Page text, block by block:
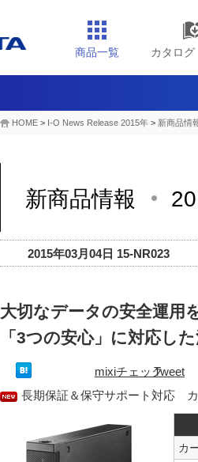
商品一覧 カタログ
HOME > I-O News Release 2015年 > 新商品情
新商品情報
2015年03月04日 15-NR023
大切なデータの安全運用
「3つの安心」に対応し
mixiチェックTweet
長期保証＆保守サポート対応
カ